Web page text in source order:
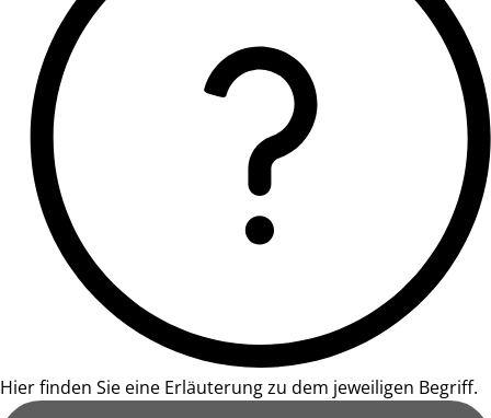
Hier finden Sie eine Erläuterung zu dem jeweiligen Begriff.